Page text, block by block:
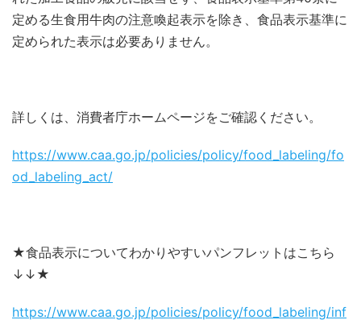
定める生食用牛肉の注意喚起表示を除き、食品表示基準に
定められた表示は必要ありません。
詳しくは、消費者庁ホームページをご確認ください。
https://www.caa.go.jp/policies/policy/food_labeling/fo
od_labeling_act/
★食品表示についてわかりやすいパンフレットはこちら
↓↓★
https://www.caa.go.jp/policies/policy/food_labeling/inf